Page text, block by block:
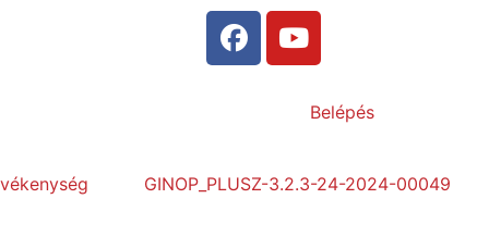
Belépés
GINOP_PLUSZ-3.2.3-24-2024-00049